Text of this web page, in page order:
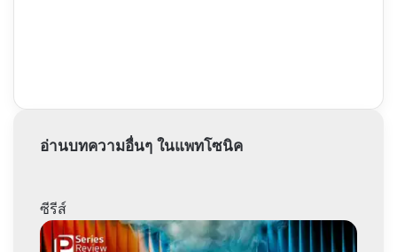
อ่านบทความอื่นๆ ในแพทโซนิค
ซีรีส์